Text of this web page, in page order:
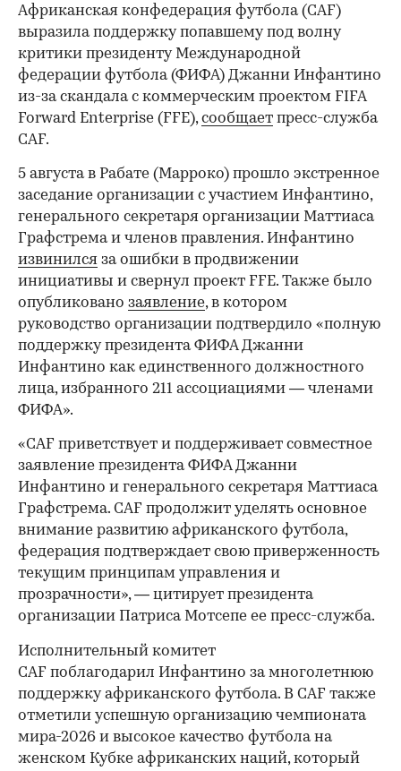
Африканская конфедерация футбола (CAF)
выразила поддержку попавшему под волну
критики президенту Международной
федерации футбола (ФИФА) Джанни Инфантино
из-за скандала с коммерческим проектом FIFA
Forward Enterprise (FFE),сообщает пресс-служба
СAF.
5 августа в Рабате (Марроко) прошло экстренное
заседание организации с участием Инфантино,
генерального секретаря организации Маттиаса
Графстрема и членов правления. Инфантино
извинился за ошибки в продвижении
инициативы и свернул проект FFE. Также было
опубликовано заявление, в котором
руководство организации подтвердило «полную
поддержку президента ФИФА Джанни
Инфантино как единственного должностного
лица, избранного 211 ассоциациями — членами
ФИФА».
«CAF приветствует и поддерживает совместное
заявление президента ФИФА Джанни
Инфантино и генерального секретаря Маттиаса
Графстрема. CAF продолжит уделять основное
внимание развитию африканского футбола,
федерация подтверждает свою приверженность
текущим принципам управления и
прозрачности», — цитирует президента
организации Патриса Мотсепе ее пресс-служба.
Исполнительный комитет
CAF поблагодарил Инфантино за многолетнюю
поддержку африканского футбола. В CAF также
отметили успешную организацию чемпионата
мира-2026 и высокое качество футбола на
женском Кубке африканских наций, который